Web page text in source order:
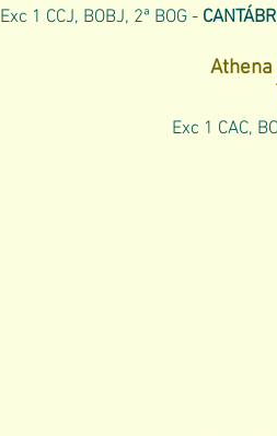
Exc 1 CCJ, BOBJ, 2ª BOG -
Exc 1 CAC,